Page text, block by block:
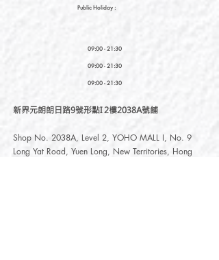
Public Holiday :
09:00 - 21:30
09:00 - 21:30
09:00 - 21:30
新界元朗朗日路9號形點I 2樓2038A號舖
Shop No. 2038A, Level 2, YOHO MALL I, No. 9
Long Yat Road, Yuen Long, New Territories, Hong